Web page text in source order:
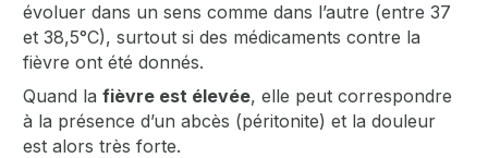
évoluer dans un sens comme dans l’autre (entre 37
et 38,5°C), surtout si des médicaments contre la
fièvre ont été donnés.
Quand lafièvre est élevée, elle peut correspondre
à la présence d’un abcès (péritonite) et la douleur
est alors très forte.